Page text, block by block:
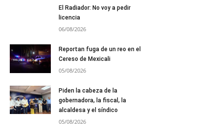
El Radiador: No voy a pedir
licencia
06/08/2026
Reportan fuga de un reo en el
Cereso de Mexicali
05/08/2026
Piden la cabeza de la
gobernadora, la fiscal, la
alcaldesa y el síndico
05/08/2026